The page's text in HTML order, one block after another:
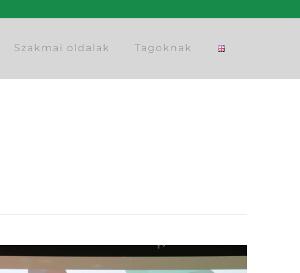
Szakmai oldalak Tagoknak